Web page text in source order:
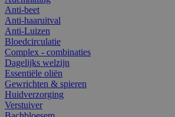
Anti-beet
Anti-haaruitval
Anti-Luizen
Bloedcirculatie
Complex - combinaties
Dagelijks welzijn
Essentiële oliën
Gewrichten & spieren
Huidverzorging
Verstuiver